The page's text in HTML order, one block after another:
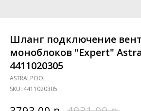
Шланг подключение
моноблоков "Expert"
4411020305
ASTRALPOOL
SKU: 4411020305